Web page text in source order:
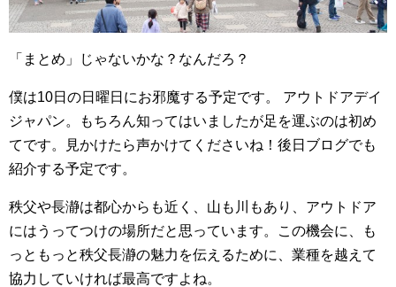
「まとめ」じゃないかな？なんだろ？
僕は10日の日曜日にお邪魔する予定です。
アウトドアデイ
ジャパン。もちろん知ってはいましたが足を運ぶのは初め
てです。見かけたら声かけてくださいね！後日ブログでも
紹介する予定です。
秩父や長瀞は都心からも近く、山も川もあり、アウトドア
にはうってつけの場所だと思っています。この機会に、も
っともっと秩父長瀞の魅力を伝えるために、業種を越えて
協力していければ最高ですよね。